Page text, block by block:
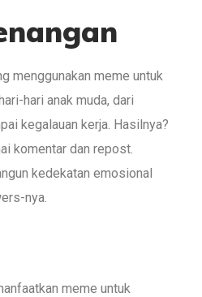
menggunakan meme untuk
hari anak muda, dari
kegalauan kerja. Hasilnya?
komentar dan repost.
kedekatan emosional
nya.
meme untuk